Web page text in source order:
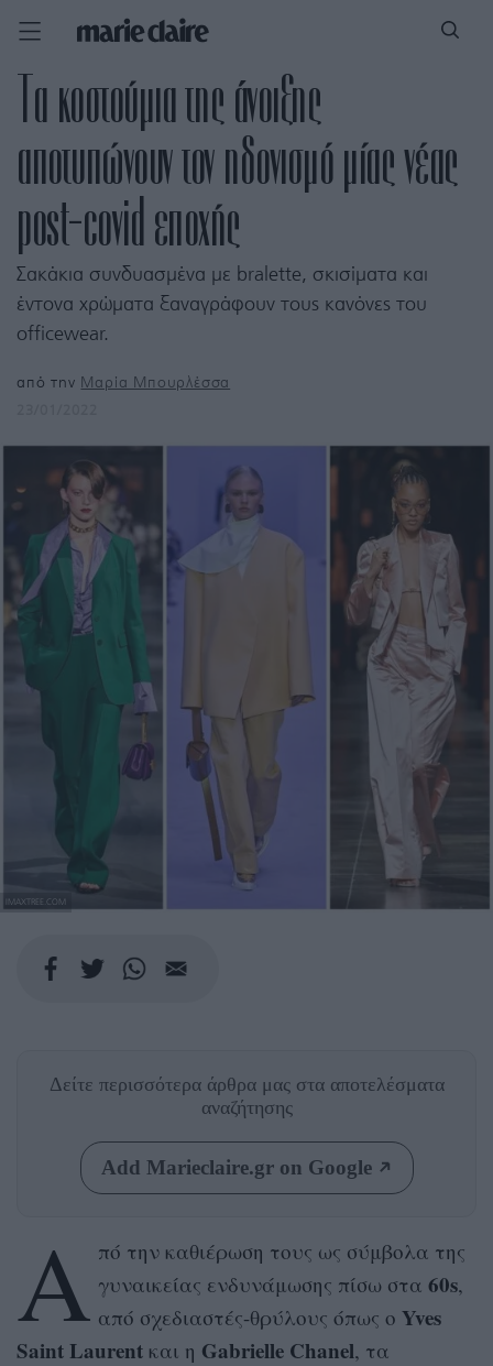
Τα κοστούμια της άνοιξης
αποτυπώνουν τον ηδονισμό μίας νέας
post-covid εποχής
Σακάκια συνδυασμένα με bralette, σκισίματα και
έντονα χρώματα ξαναγράφουν τους κανόνες του
officewear.
από την Μαρία Μπουρλέσσα
IMAXTREE.COM
Δείτε περισσότερα άρθρα μας στα αποτελέσματα
αναζήτησης
Add Marieclaire.gr on Google
Α πό την καθιέρωση τους ως σύμβολα της
γυναικείας ενδυνάμωσης πίσω στα 60s,
από σχεδιαστές-θρύλους όπως ο Yves
Saint Laurent και η Gabrielle Chanel, τα